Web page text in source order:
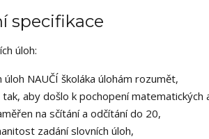
specifikace
úloh:
úloh NAUČÍ školáka úlohám rozumět,
aby došlo k pochopení matematických
na sčítání a odčítání do 20,
zadání slovních úloh,